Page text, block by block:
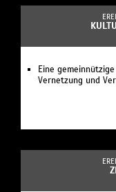
Eine
Vernetzung und